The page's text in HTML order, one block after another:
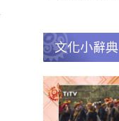
文化小辭典